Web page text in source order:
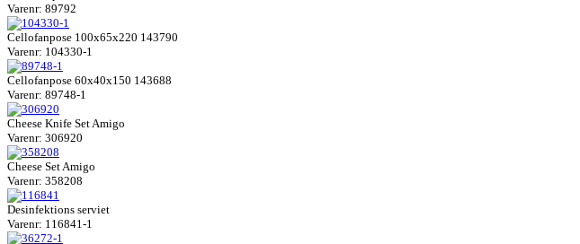
Varenr: 89792
Cellofanpose 100x65x220 143790
Varenr: 104330-1
Cellofanpose 60x40x150 143688
Varenr: 89748-1
Cheese Knife Set Amigo
Varenr: 306920
Cheese Set Amigo
Varenr: 358208
Desinfektions serviet
Varenr: 116841-1